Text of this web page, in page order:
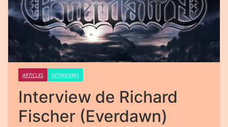
ARTICLES INTERVIEWS
Interview de Richard
Fischer (Everdawn)